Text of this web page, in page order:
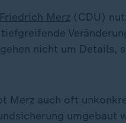
Friedrich Merz (CDU)
nicht um Details,
Merz auch oft
umgebaut